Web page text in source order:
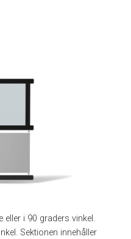
i 90 graders vinkel.
Sektionen innehåller